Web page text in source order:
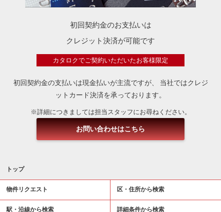
初回契約金のお支払いは
クレジット決済が可能です
カタロクでご契約いただいたお客様限定
初回契約金の支払いは現金払いが主流ですが、
当社ではクレジ
ットカード決済を承っております。
※詳細につきましては担当スタッフにお尋ねください。
お問い合わせはこちら
トップ
物件リクエスト 区・住所から検索
駅・沿線から検索 詳細条件から検索